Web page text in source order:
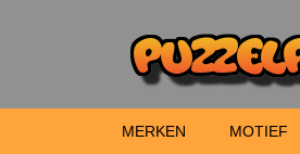
MERKEN MOTIEF